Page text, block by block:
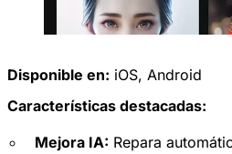
Disponible en: iOS, Android
Características destacadas:
Mejora IA: Repara